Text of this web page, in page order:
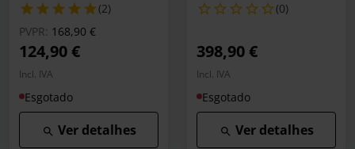
(2)
PVPR: Preço reduzido de
168,90 €para
124,90 €
Incl. IVA
Esgotado
Ver detalhes
(0)
398,90 €
Incl. IVA
Esgotado
Ver detalhes